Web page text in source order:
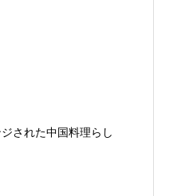
された中国料理らし